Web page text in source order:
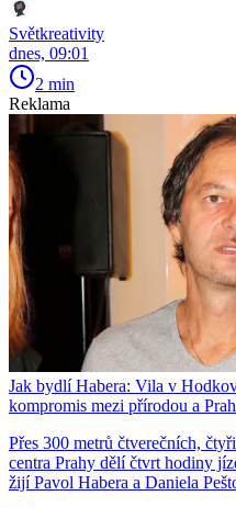
Světkreativity
dnes, 09:01
2 min
Reklama
Jak bydlí Habera: Vila v
kompromis mezi přírodou a
Přes 300 metrů čtverečních,
centra Prahy dělí čtvrt hodiny
žijí Pavol Habera a Daniela